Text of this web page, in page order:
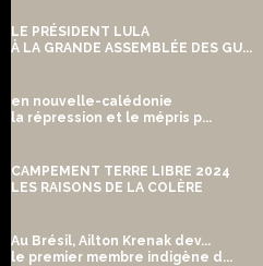
LE PRÉSIDENT LULA
À LA GRANDE ASSEMBLÉE DES GU...
en nouvelle-calédonie
la répression et le mépris p...
CAMPEMENT TERRE LIBRE 2024
LES RAISONS DE LA COLÈRE
Au Brésil, Ailton Krenak dev...
le premier membre indigène d...